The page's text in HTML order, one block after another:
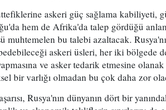
askeri güç sağlama kabiliyeti,
hem de Afrika'da talep gördüğü
muhtemelen bu talebi azaltacak.
askeri üsleri, her iki bölgede
ve asker tedarik etmesine
bir varlığı olmadan bu çok daha zor
Rusya'nın dünyanın dört bir